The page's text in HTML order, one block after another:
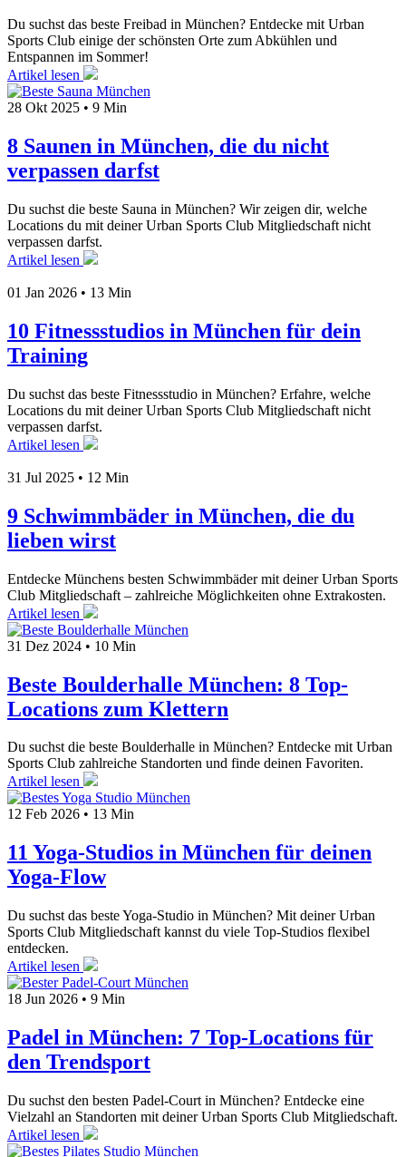
Du suchst das beste Freibad in München? Entdecke mit Urban
Sports Club einige der schönsten Orte zum Abkühlen und
Entspannen im Sommer!
Artikel lesen
28 Okt 2025 • 9 Min
8 Saunen in München, die du nicht
verpassen darfst
Du suchst die beste Sauna in München? Wir zeigen dir, welche
Locations du mit deiner Urban Sports Club Mitgliedschaft nicht
verpassen darfst.
Artikel lesen
01 Jan 2026 • 13 Min
10 Fitnessstudios in München für dein
Training
Du suchst das beste Fitnessstudio in München? Erfahre, welche
Locations du mit deiner Urban Sports Club Mitgliedschaft nicht
verpassen darfst.
Artikel lesen
31 Jul 2025 • 12 Min
9 Schwimmbäder in München, die du
lieben wirst
Entdecke Münchens besten Schwimmbäder mit deiner Urban Sports
Club Mitgliedschaft – zahlreiche Möglichkeiten ohne Extrakosten.
Artikel lesen
31 Dez 2024 • 10 Min
Beste Boulderhalle München: 8 Top-
Locations zum Klettern
Du suchst die beste Boulderhalle in München? Entdecke mit Urban
Sports Club zahlreiche Standorten und finde deinen Favoriten.
Artikel lesen
12 Feb 2026 • 13 Min
11 Yoga-Studios in München für deinen
Yoga-Flow
Du suchst das beste Yoga-Studio in München? Mit deiner Urban
Sports Club Mitgliedschaft kannst du viele Top-Studios flexibel
entdecken.
Artikel lesen
18 Jun 2026 • 9 Min
Padel in München: 7 Top-Locations für
den Trendsport
Du suchst den besten Padel-Court in München? Entdecke eine
Vielzahl an Standorten mit deiner Urban Sports Club Mitgliedschaft.
Artikel lesen